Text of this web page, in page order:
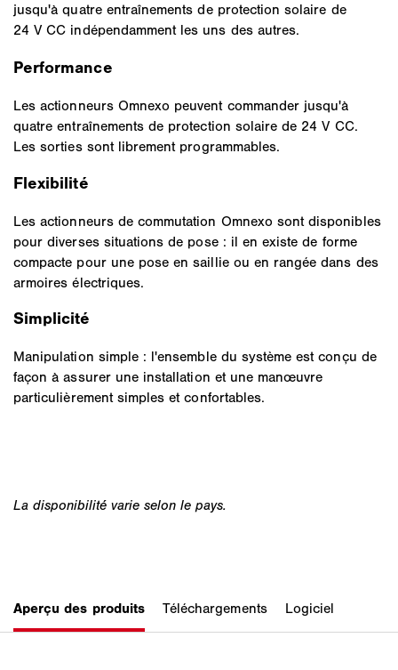
jusqu'à quatre entraînements de protection solaire de
24 V CC indépendamment les uns des autres.
Performance
Les actionneurs Omnexo peuvent commander jusqu'à
quatre entraînements de protection solaire de 24 V CC.
Les sorties sont librement programmables.
Flexibilité
Les actionneurs de commutation Omnexo sont disponibles
pour diverses situations de pose : il en existe de forme
compacte pour une pose en saillie ou en rangée dans des
armoires électriques.
Simplicité
Manipulation simple : l'ensemble du système est conçu de
façon à assurer une installation et une manœuvre
particulièrement simples et confortables.